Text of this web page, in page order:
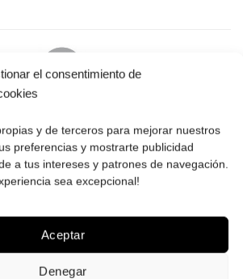
el consentimiento de
y de terceros para mejorar nuestros
preferencias y mostrarte publicidad
a tus intereses y patrones de navegación.
sea excepcional!
Aceptar
Denegar
tus Roberto: Tarjeta, Pay Pal o contra
reembolso.
ENVÍOS GRATIS